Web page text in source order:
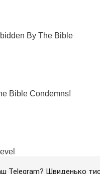
Telegram? Швиденько